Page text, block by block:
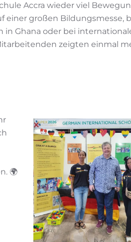
Accra wieder viel
einer großen Bildungsmesse,
Ghana oder bei
zeigten einmal
🌍